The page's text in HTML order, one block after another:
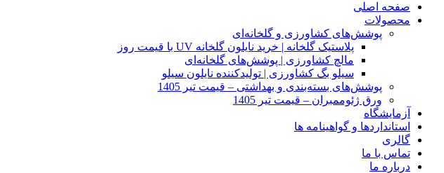
صفحه اصلی
محصولات
پوشش‌های کشاورزی و گلخانه‌ای
پلاستیک گلخانه | خرید نایلون گلخانه UV با قیمت روز
مالچ کشاورزی | پوشش‌های گلخانه‌ای
سیلو بگ کشاورزی | تولیدکننده نایلون سیلو
پوشش‌های بسته‌بندی و بهداشتی – قیمت تیر 1405
ورق ژئوممبران – قیمت تیر 1405
آزمایشگاه
استانداردها و گواهینامه ها
گالری
تماس با ما
درباره ما